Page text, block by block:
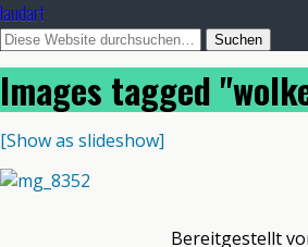
laudart
Images tagged
[Show as slideshow]
Bereitgestellt